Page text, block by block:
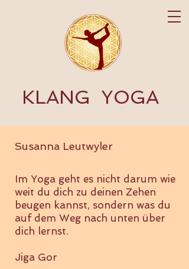
YOGA
KLANG
Susanna Leutwyler
Im Yoga geht es nicht darum wie
weit du dich zu deinen Zehen
beugen kannst, sondern was du
auf dem Weg nach unten über
dich lernst.
Jiga Gor